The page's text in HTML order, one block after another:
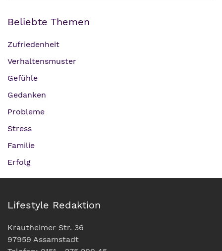
Beliebte Themen
Zufriedenheit
Verhaltensmuster
Gefühle
Gedanken
Probleme
Stress
Familie
Erfolg
Lifestyle Redaktion
Krautheimer Str. 36
97959 Assamstadt